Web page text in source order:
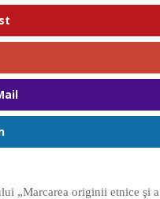
„Marcarea originii etnice şi a